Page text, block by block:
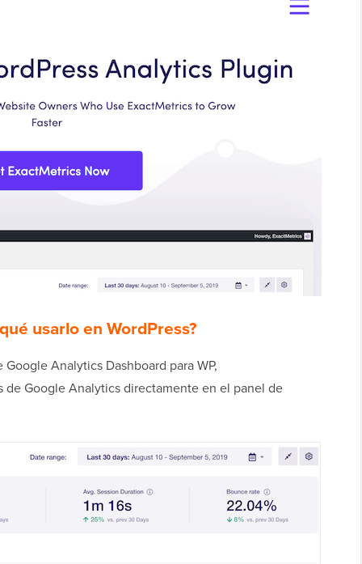
usarlo en WordPress?
Analytics Dashboard para WP,
Google Analytics directamente en el panel de